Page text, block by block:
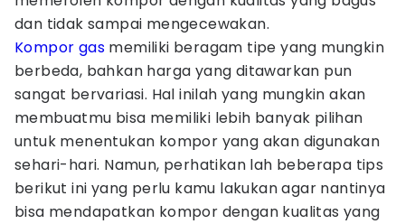
dan tidak sampai mengecewakan.
Kompor gas memiliki beragam tipe yang mungkin
berbeda, bahkan harga yang ditawarkan pun
sangat bervariasi. Hal inilah yang mungkin akan
membuatmu bisa memiliki lebih banyak pilihan
untuk menentukan kompor yang akan digunakan
sehari-hari. Namun, perhatikan lah beberapa tips
berikut ini yang perlu kamu lakukan agar nantinya
bisa mendapatkan kompor dengan kualitas yang